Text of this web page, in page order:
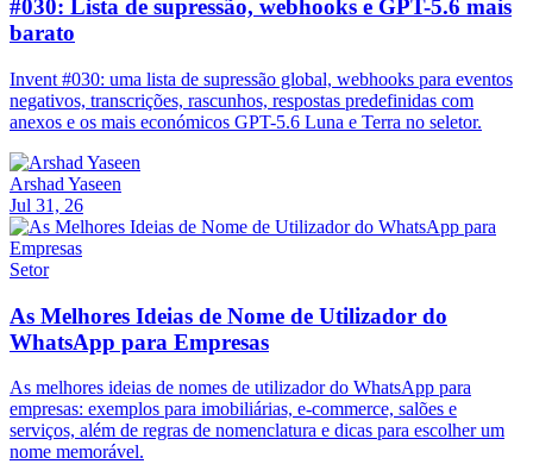
#030: Lista de supressão, webhooks e GPT-5.6 mais
barato
Invent #030: uma lista de supressão global, webhooks para eventos
negativos, transcrições, rascunhos, respostas predefinidas com
anexos e os mais económicos GPT-5.6 Luna e Terra no seletor.
Arshad Yaseen
Jul 31, 26
Setor
As Melhores Ideias de Nome de Utilizador do
WhatsApp para Empresas
As melhores ideias de nomes de utilizador do WhatsApp para
empresas: exemplos para imobiliárias, e-commerce, salões e
serviços, além de regras de nomenclatura e dicas para escolher um
nome memorável.